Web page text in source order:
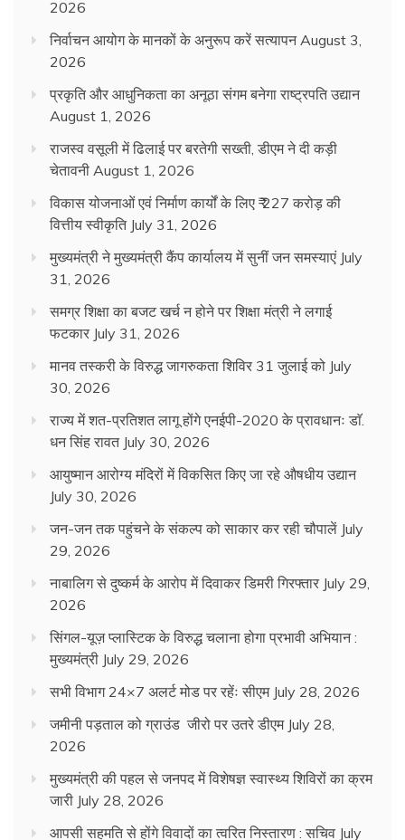
2026
निर्वाचन आयोग के मानकों के अनुरूप करें सत्यापन August 3,
2026
प्रकृति और आधुनिकता का अनूठा संगम बनेगा राष्ट्रपति उद्यान
August 1, 2026
राजस्व वसूली में ढिलाई पर बरतेगी सख्ती, डीएम ने दी कड़ी
चेतावनी August 1, 2026
विकास योजनाओं एवं निर्माण कार्यों के लिए ₹ 227 करोड़ की
वित्तीय स्वीकृति July 31, 2026
मुख्यमंत्री ने मुख्यमंत्री कैंप कार्यालय में सुनीं जन समस्याएं July
31, 2026
समग्र शिक्षा का बजट खर्च न होने पर शिक्षा मंत्री ने लगाई
फटकार July 31, 2026
मानव तस्करी के विरुद्ध जागरुकता शिविर 31 जुलाई को July
30, 2026
राज्य में शत-प्रतिशत लागू होंगे एनईपी-2020 के प्रावधानः डाॅ.
धन सिंह रावत July 30, 2026
आयुष्मान आरोग्य मंदिरों में विकसित किए जा रहे औषधीय उद्यान
July 30, 2026
जन-जन तक पहुंचने के संकल्प को साकार कर रही चौपालें July
29, 2026
नाबालिग से दुष्कर्म के आरोप में दिवाकर डिमरी गिरफ्तार July 29,
2026
सिंगल-यूज़ प्लास्टिक के विरुद्ध चलाना होगा प्रभावी अभियान :
मुख्यमंत्री July 29, 2026
सभी विभाग 24×7 अलर्ट मोड पर रहेंः सीएम July 28, 2026
जमीनी पड़ताल को ग्राउंड जीरो पर उतरे डीएम July 28,
2026
मुख्यमंत्री की पहल से जनपद में विशेषज्ञ स्वास्थ्य शिविरों का क्रम
जारी July 28, 2026
आपसी सहमति से होंगे विवादों का त्वरित निस्तारण : सचिव July